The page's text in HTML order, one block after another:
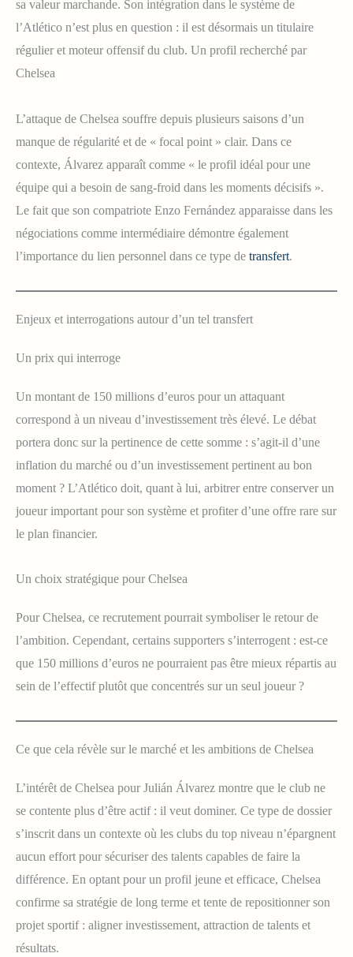
sa valeur marchande. Son intégration dans le système de
l’Atlético n’est plus en question : il est désormais un titulaire
régulier et moteur offensif du club. Un profil recherché par
Chelsea
L’attaque de Chelsea souffre depuis plusieurs saisons d’un
manque de régularité et de « focal point » clair. Dans ce
contexte, Álvarez apparaît comme « le profil idéal pour une
équipe qui a besoin de sang-froid dans les moments décisifs ».
Le fait que son compatriote Enzo Fernández apparaisse dans les
négociations comme intermédiaire démontre également
l’importance du lien personnel dans ce type de transfert.
Enjeux et interrogations autour d’un tel transfert
Un prix qui interroge
Un montant de 150 millions d’euros pour un attaquant
correspond à un niveau d’investissement très élevé. Le débat
portera donc sur la pertinence de cette somme : s’agit-il d’une
inflation du marché ou d’un investissement pertinent au bon
moment ? L’Atlético doit, quant à lui, arbitrer entre conserver un
joueur important pour son système et profiter d’une offre rare sur
le plan financier.
Un choix stratégique pour Chelsea
Pour Chelsea, ce recrutement pourrait symboliser le retour de
l’ambition. Cependant, certains supporters s’interrogent : est-ce
que 150 millions d’euros ne pourraient pas être mieux répartis au
sein de l’effectif plutôt que concentrés sur un seul joueur ?
Ce que cela révèle sur le marché et les ambitions de Chelsea
L’intérêt de Chelsea pour Julián Álvarez montre que le club ne
se contente plus d’être actif : il veut dominer. Ce type de dossier
s’inscrit dans un contexte où les clubs du top niveau n’épargnent
aucun effort pour sécuriser des talents capables de faire la
différence. En optant pour un profil jeune et efficace, Chelsea
confirme sa stratégie de long terme et tente de repositionner son
projet sportif : aligner investissement, attraction de talents et
résultats.